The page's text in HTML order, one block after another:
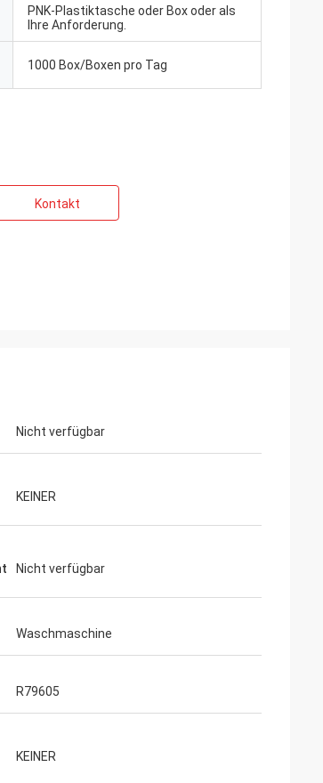
PNK-Plastiktasche oder Box oder als
Ihre Anforderung.
1000 Box/Boxen pro Tag
Kontakt
Nicht verfügbar
KEINER
Nicht verfügbar
Waschmaschine
R79605
KEINER